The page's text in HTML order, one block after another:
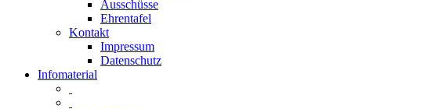
Ausschüsse
Ehrentafel
Kontakt
Impressum
Datenschutz
Infomaterial